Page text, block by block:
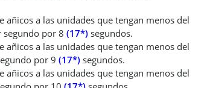
a las unidades que tengan menos del
segundo por 8 (17*) segundos.
a las unidades que tengan menos del
por 9 (17*) segundos.
a las unidades que tengan menos del